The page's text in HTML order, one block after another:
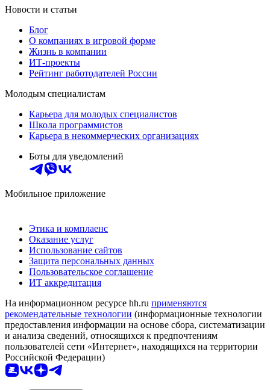
Новости и статьи
Блог
О компаниях в игровой форме
Жизнь в компании
ИТ-проекты
Рейтинг работодателей России
Молодым специалистам
Карьера для молодых специалистов
Школа программистов
Карьера в некоммерческих организациях
Боты для уведомлений
Мобильное приложение
Этика и комплаенс
Оказание услуг
Использование сайтов
Защита персональных данных
Пользовательское соглашение
ИТ аккредитация
На информационном ресурсе hh.ru применяются
рекомендательные технологии (информационные технологии
предоставления информации на основе сбора, систематизации
и анализа сведений, относящихся к предпочтениям
пользователей сети «Интернет», находящихся на территории
Российской Федерации)